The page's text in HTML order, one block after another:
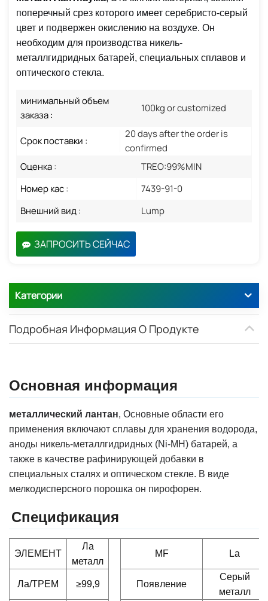
поперечный срез которого имеет серебристо-серый
цвет и подвержен окислению на воздухе. Он
необходим для производства никель-
металлгидридных батарей, специальных сплавов и
оптического стекла.
минимальный объем
заказа :
100kg or customized
Срок поставки :
20 days after the order is
confirmed
Оценка :
TREO:99%MIN
Номер кас :
7439-91-0
Внешний вид :
Lump
ЗАПРОСИТЬ СЕЙЧАС
Категории
Подробная Информация О Продукте
Основная информация
металлический лантан, Основные области его
применения включают сплавы для хранения водорода,
аноды никель-металлгидридных (Ni-MH) батарей, а
также в качестве рафинирующей добавки в
специальных сталях и оптическом стекле. В виде
мелкодисперсного порошка он пирофорен.
Спецификация
ЭЛЕМЕНТ
Ла
металл
MF La
Ла/ТРЕМ ≥99,9 Появление
Серый
металл